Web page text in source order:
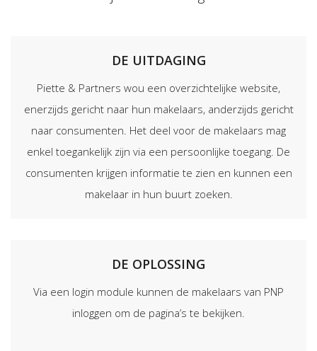
DE UITDAGING
Piette & Partners wou een overzichtelijke website,
enerzijds gericht naar hun makelaars, anderzijds gericht
naar consumenten. Het deel voor de makelaars mag
enkel toegankelijk zijn via een persoonlijke toegang. De
consumenten krijgen informatie te zien en kunnen een
makelaar in hun buurt zoeken.
DE OPLOSSING
Via een login module kunnen de makelaars van PNP
inloggen om de pagina’s te bekijken.